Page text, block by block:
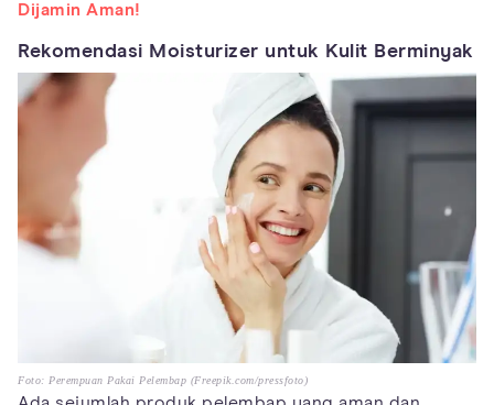
Dijamin Aman!
Rekomendasi Moisturizer untuk Kulit Berminyak
Foto: Perempuan Pakai Pelembap (Freepik.com/pressfoto)